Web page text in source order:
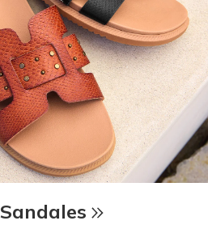
Sandales